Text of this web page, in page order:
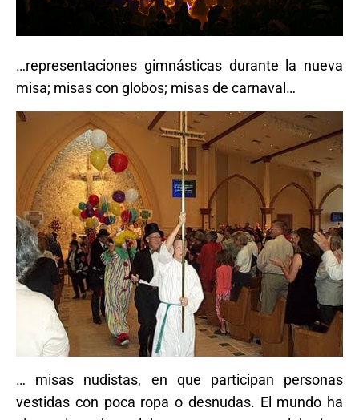
…representaciones gimnásticas durante la nueva
misa; misas con globos; misas de carnaval…
… misas nudistas, en que participan personas
vestidas con poca ropa o desnudas. El mundo ha